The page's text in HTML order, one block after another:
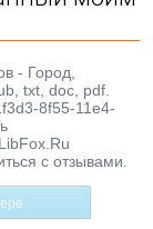
- Город,
txt, doc, pdf.
8f55-11e4-
с отзывами.